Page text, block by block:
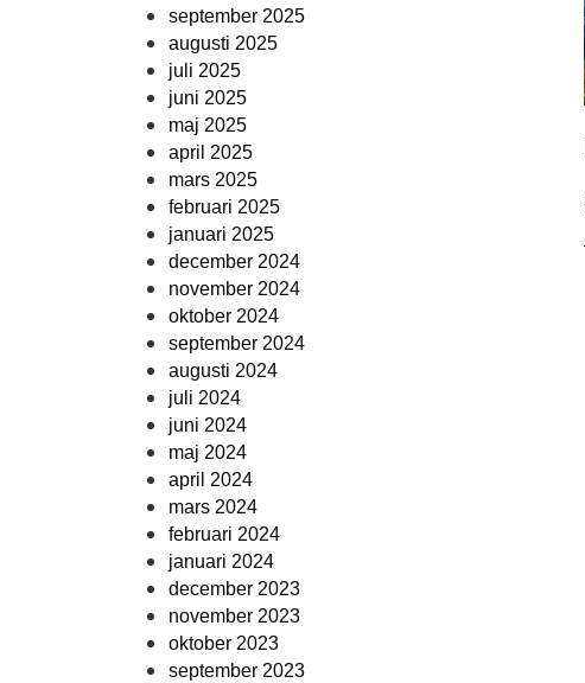
september 2025
augusti 2025
juli 2025
juni 2025
maj 2025
april 2025
mars 2025
februari 2025
januari 2025
december 2024
november 2024
oktober 2024
september 2024
augusti 2024
juli 2024
juni 2024
maj 2024
april 2024
mars 2024
februari 2024
januari 2024
december 2023
november 2023
oktober 2023
september 2023